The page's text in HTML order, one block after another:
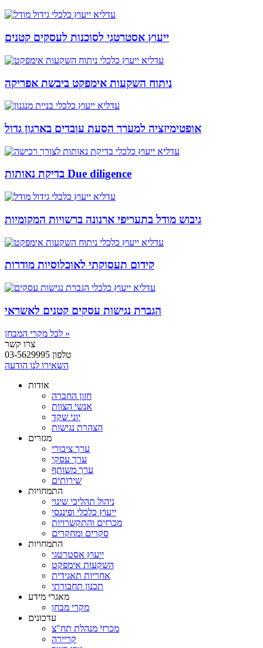
ייעוץ אסטרטגי לסוכנות לעסקים קטנים
ניתוח השקעות אימפקט ביבשת אפריקה
אופטימיזציה למערך הסעת עובדים בארגון גדול
בדיקת נאותות Due diligence
גיבוש מודל בתעריפי ארנונה ברשויות המקומיות
קידום תעסוקתי לאוכלוסיות מודרות
הגברת נגישות עסקים קטנים לאשראי
לכל מקרי המבחן »
צרו קשר
טלפון 03-5629995
השאירו לנו הודעה
אודות
חזון החברה
אנשי הצוות
יוני שקד
הצהרת נגישות
מגזרים
ערך ציבורי
ערך עסקי
ערך משותף
שירותים
התמחויות
ניהול תהליכי שינוי
ייעוץ כלכלי ופיננסי
מכרזים והתקשרויות
סקרים ומחקרים
התמחויות
ייעוץ אסטרטגי
השקעות אימפקט
אחריות תאגידית
תכנון תחבורתי
מאגרי מידע
מקרי מבחן
עדכונים
מכרזי מנהלת תח"צ
קריירה